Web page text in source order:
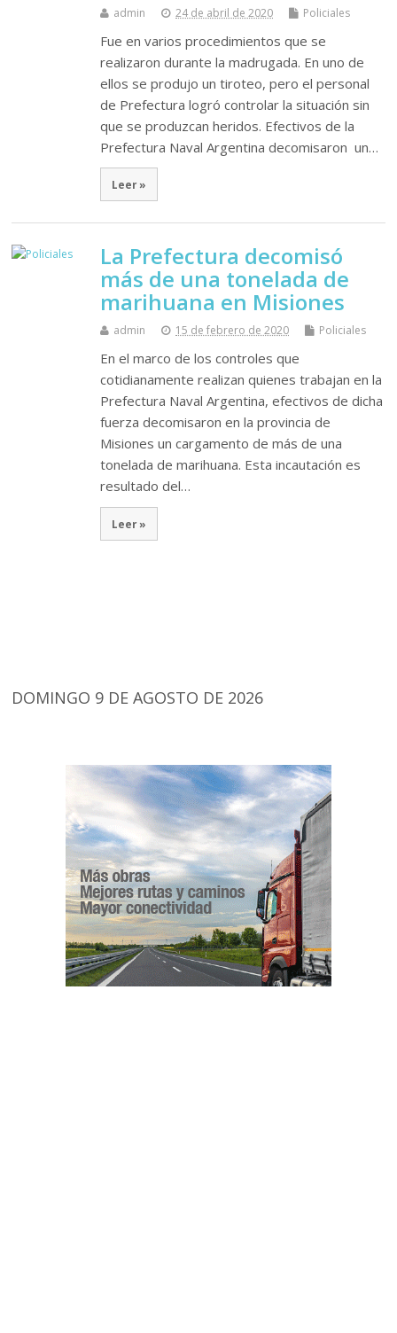
admin 24 de abril de 2020 Policiales
Fue en varios procedimientos que se
realizaron durante la madrugada. En uno de
ellos se produjo un tiroteo, pero el personal
de Prefectura logró controlar la situación sin
que se produzcan heridos. Efectivos de la
Prefectura Naval Argentina decomisaron un…
Leer »
La Prefectura decomisó
más de una tonelada de
marihuana en Misiones
admin 15 de febrero de 2020 Policiales
En el marco de los controles que
cotidianamente realizan quienes trabajan en la
Prefectura Naval Argentina, efectivos de dicha
fuerza decomisaron en la provincia de
Misiones un cargamento de más de una
tonelada de marihuana. Esta incautación es
resultado del…
Leer »
DOMINGO 9 DE AGOSTO DE 2026